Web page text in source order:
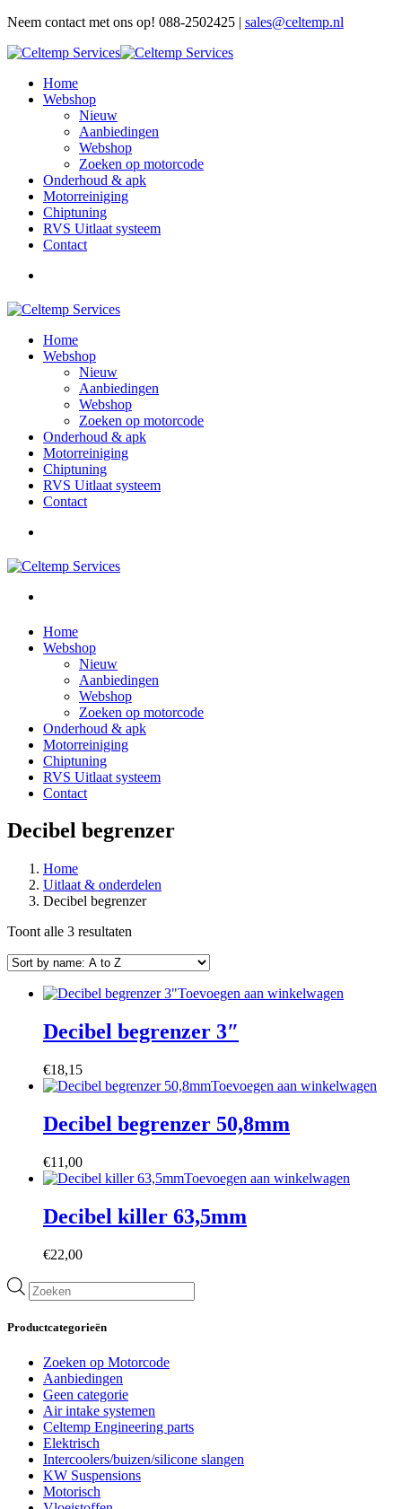
Neem contact met ons op! 088-2502425 | sales@celtemp.nl
Home
Webshop
Nieuw
Aanbiedingen
Webshop
Zoeken op motorcode
Onderhoud & apk
Motorreiniging
Chiptuning
RVS Uitlaat systeem
Contact
Home
Webshop
Nieuw
Aanbiedingen
Webshop
Zoeken op motorcode
Onderhoud & apk
Motorreiniging
Chiptuning
RVS Uitlaat systeem
Contact
Home
Webshop
Nieuw
Aanbiedingen
Webshop
Zoeken op motorcode
Onderhoud & apk
Motorreiniging
Chiptuning
RVS Uitlaat systeem
Contact
Decibel begrenzer
Home
Uitlaat & onderdelen
Decibel begrenzer
Toont alle 3 resultaten
Toevoegen aan winkelwagen
Decibel begrenzer 3″
€18,15
Toevoegen aan winkelwagen
Decibel begrenzer 50,8mm
€11,00
Toevoegen aan winkelwagen
Decibel killer 63,5mm
€22,00
Producten
zoeken
Productcategorieën
Zoeken op Motorcode
Aanbiedingen
Geen categorie
Air intake systemen
Celtemp Engineering parts
Elektrisch
Intercoolers/buizen/silicone slangen
KW Suspensions
Motorisch